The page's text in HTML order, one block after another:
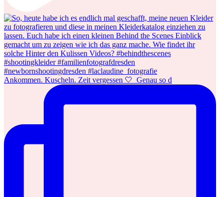
Ankommen. Kuscheln. Zeit vergessen 🤍⁠ ⁠ Genau so d